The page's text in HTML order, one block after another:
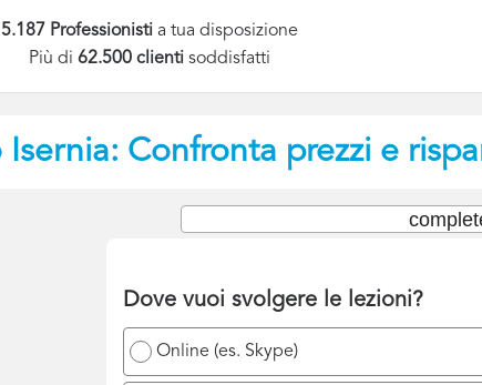
5.187 Professionisti a tua disposizione
Più di62.500 clientisoddisfatti
Isernia: Confronta prezzi e
Dove vuoi svolgere le lezioni?
Online (es. Skype)